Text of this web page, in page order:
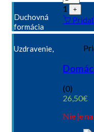
1 +
(0)
26,50€
Nie je
Duchovná
formácia
Uzdravenie,